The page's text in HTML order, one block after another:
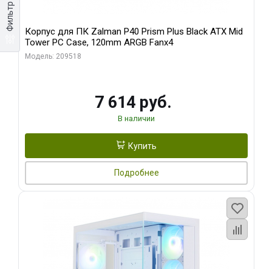
Фильтр
Корпус для ПК Zalman P40 Prism Plus Black ATX Mid
Tower PC Case, 120mm ARGB Fanx4
Модель: 209518
7 614 руб.
В наличии
Купить
Подробнее